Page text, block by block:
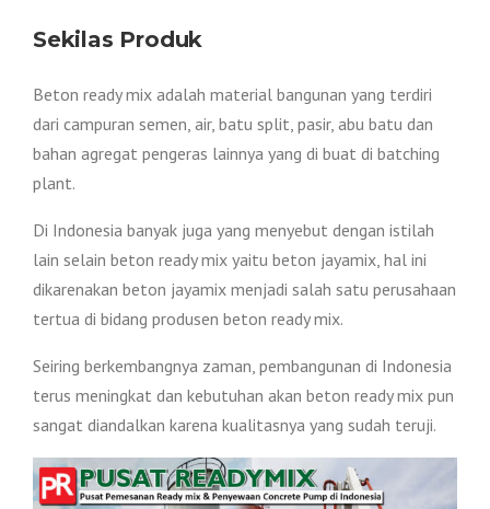
Sekilas Produk
Beton ready mix adalah material bangunan yang terdiri
dari campuran semen, air, batu split, pasir, abu batu dan
bahan agregat pengeras lainnya yang di buat di batching
plant.
Di Indonesia banyak juga yang menyebut dengan istilah
lain selain beton ready mix yaitu beton jayamix, hal ini
dikarenakan beton jayamix menjadi salah satu perusahaan
tertua di bidang produsen beton ready mix.
Seiring berkembangnya zaman, pembangunan di Indonesia
terus meningkat dan kebutuhan akan beton ready mix pun
sangat diandalkan karena kualitasnya yang sudah teruji.